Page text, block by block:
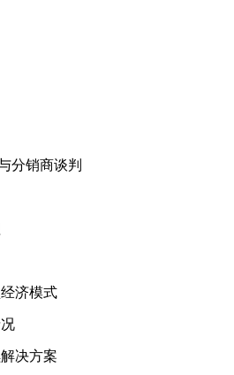
分销商谈判
济模式
决方案